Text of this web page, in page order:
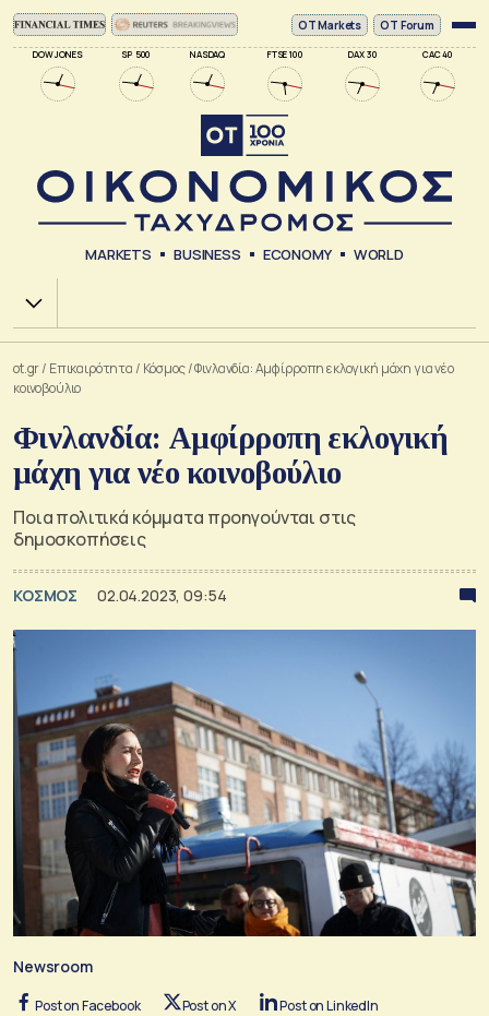
DOW JONES SP 500 NASDAQ FTSE 100 DAX 30 CAC 40
ΟΤ Markets OT Forum
MARKETS BUSINESS ECONOMY WORLD
Χ.Α.
ot.gr/ Επικαιρότητα / Κόσμος/Φινλανδία: Αμφίρροπη εκλογική μάχη για νέο
κοινοβούλιο
Φινλανδία: Αμφίρροπη εκλογική
μάχη για νέο κοινοβούλιο
Ποια πολιτικά κόμματα προηγούνται στις
δημοσκοπήσεις
ΚΟΣΜΟΣ 02.04.2023, 09:54
Newsroom
Post on Facebook Post on X Post on LinkedIn